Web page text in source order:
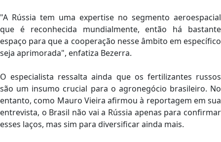
"A Rússia tem uma expertise no segmento aeroespacial
que é reconhecida mundialmente, então há bastante
espaço para que a cooperação nesse âmbito em específico
seja aprimorada", enfatiza Bezerra.
O especialista ressalta ainda que os fertilizantes russos
são um insumo crucial para o agronegócio brasileiro. No
entanto, como Mauro Vieira afirmou à reportagem em sua
entrevista, o Brasil não vai a Rússia apenas para confirmar
esses laços, mas sim para diversificar ainda mais.